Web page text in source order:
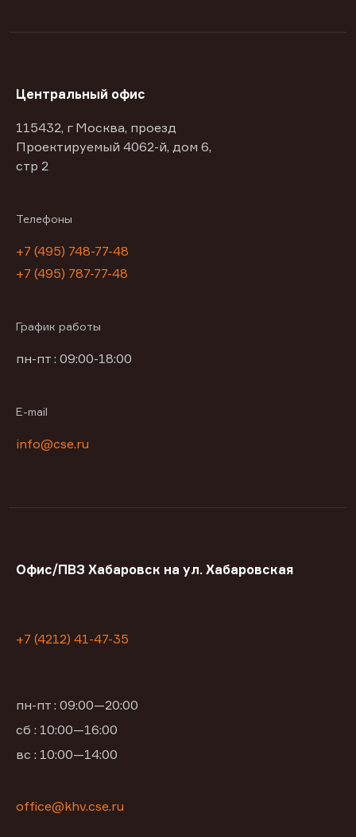
Центральный офис
115432, г Москва, проезд
Проектируемый 4062-й, дом 6,
стр 2
Телефоны
+7 (495) 748-77-48
+7 (495) 787-77-48
График работы
пн-пт : 09:00-18:00
E-mail
info@cse.ru
Офис/ПВЗ Хабаровск на ул. Хабаровская
+7 (4212) 41-47-35
пн-пт : 09:00—20:00
сб : 10:00—16:00
вс : 10:00—14:00
office@khv.cse.ru